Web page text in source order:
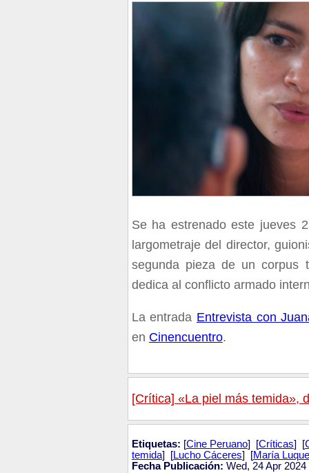
Se ha estrenado este jueves
largometraje del director,
segunda pieza de un corpus
dedica al conflicto armado
La entrada Entrevista con
en Cinencuentro.
[Crítica] «La piel más temida»,
Etiquetas: [Cine Peruano] [Críticas] [
temida] [Lucho Cáceres] [María Luque
Fecha Publicación: Wed, 24 Apr